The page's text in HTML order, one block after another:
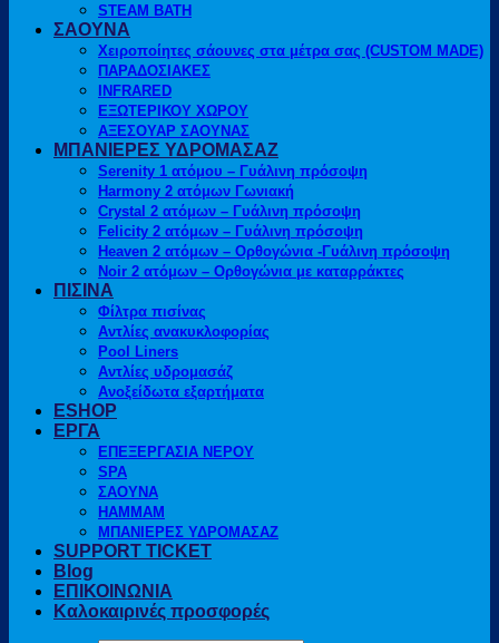
STEAM BATH
ΣΑΟΥΝΑ
Χειροποίητες σάουνες στα μέτρα σας (CUSTOM MADE)
ΠΑΡΑΔΟΣΙΑΚΕΣ
INFRARED
ΕΞΩΤΕΡΙΚΟΥ ΧΩΡΟΥ
ΑΞΕΣΟΥΑΡ ΣΑΟΥΝΑΣ
ΜΠΑΝΙΕΡΕΣ ΥΔΡΟΜΑΣΑΖ
Serenity 1 ατόμου – Γυάλινη πρόσοψη
Harmony 2 ατόμων Γωνιακή
Crystal 2 ατόμων – Γυάλινη πρόσοψη
Felicity 2 ατόμων – Γυάλινη πρόσοψη
Heaven 2 ατόμων – Ορθογώνια -Γυάλινη πρόσοψη
Noir 2 ατόμων – Ορθογώνια με καταρράκτες
ΠΙΣΙΝΑ
Φίλτρα πισίνας
Αντλίες ανακυκλοφορίας
Pool Liners
Αντλίες υδρομασάζ
Ανοξείδωτα εξαρτήματα
ESHOP
ΕΡΓΑ
ΕΠΕΞΕΡΓΑΣΙΑ ΝΕΡΟΥ
SPA
ΣΑΟΥΝΑ
HAMMAM
ΜΠΑΝΙΕΡΕΣ ΥΔΡΟΜΑΣΑΖ
SUPPORT TICKET
Blog
ΕΠΙΚΟΙΝΩΝΙΑ
Καλοκαιρινές προσφορές